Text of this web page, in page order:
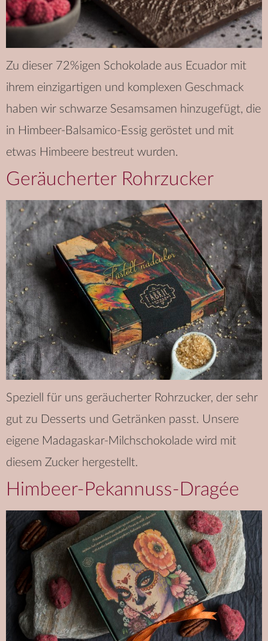
Zu dieser 72%igen Schokolade aus Ecuador mit
ihrem einzigartigen und komplexen Geschmack
haben wir schwarze Sesamsamen hinzugefügt, die
in Himbeer-Balsamico-Essig geröstet und mit
etwas Himbeere bestreut wurden.
Geräucherter Rohrzucker
Speziell für uns geräucherter Rohrzucker, der sehr
gut zu Desserts und Getränken passt. Unsere
eigene Madagaskar-Milchschokolade wird mit
diesem Zucker hergestellt.
Himbeer-Pekannuss-Dragée